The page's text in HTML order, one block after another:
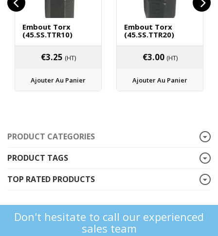
Embout Torx
(45.SS.TTR10)
€3.25 (HT)
Ajouter Au Panier
Embout Torx
(45.SS.TTR20)
€3.00 (HT)
Ajouter Au Panier
PRODUCT CATEGORIES
PRODUCT TAGS
TOP RATED PRODUCTS
Don't hesitate to call our experienced
sales team